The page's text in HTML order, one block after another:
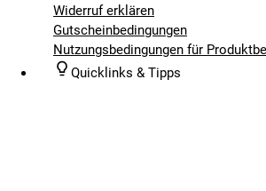
Widerruf erklären
Gutscheinbedingungen
Nutzungsbedingungen für
Quicklinks & Tipps